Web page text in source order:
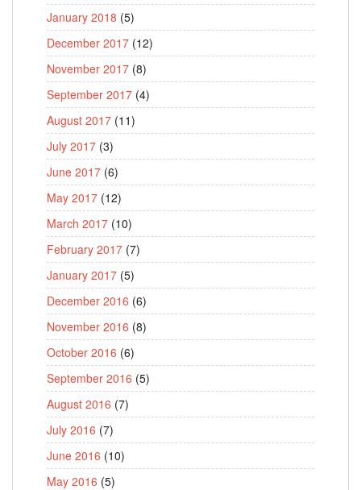
January 2018 (5)
December 2017 (12)
November 2017 (8)
September 2017 (4)
August 2017 (11)
July 2017 (3)
June 2017 (6)
May 2017 (12)
March 2017 (10)
February 2017 (7)
January 2017 (5)
December 2016 (6)
November 2016 (8)
October 2016 (6)
September 2016 (5)
August 2016 (7)
July 2016 (7)
June 2016 (10)
May 2016 (5)